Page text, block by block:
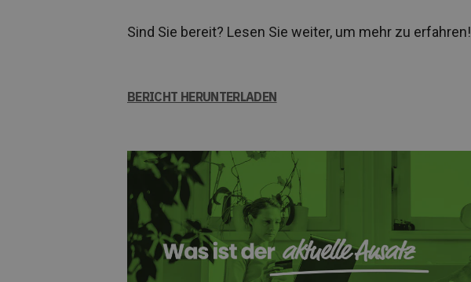
Sind Sie bereit? Lesen Sie weiter, um mehr zu erfahren!
BERICHT HERUNTERLADEN